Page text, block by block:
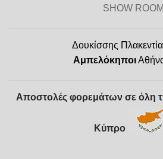
SHOW ROOM
Δουκίσσης
Αμπελόκηποι
Αποστολές φορεμάτων σε όλη
Κύπρο